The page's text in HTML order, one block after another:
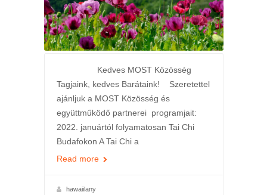
Kedves MOST Közösség
Tagjaink, kedves Barátaink! Szeretettel
ajánljuk a MOST Közösség és
együttműködő partnerei programjait:
2022. januártól folyamatosan Tai Chi
Budafokon A Tai Chi a
Read more
hawaiilany